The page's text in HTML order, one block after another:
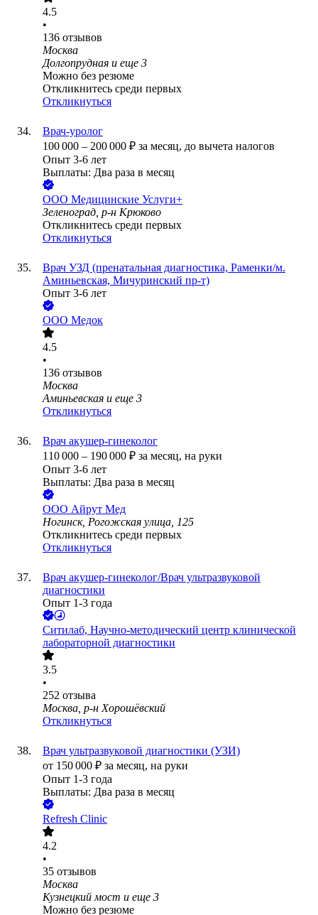
4.5
•
136 отзывов
Москва
Долгопрудная и еще 3
Можно без резюме
Откликнитесь среди первых
Откликнуться
Врач-уролог
100 000 – 200 000 ₽ за месяц, до вычета налогов
Опыт 3-6 лет
Выплаты: Два раза в месяц
ООО Медицинские Услуги+
Зеленоград, р-н Крюково
Откликнитесь среди первых
Откликнуться
Врач УЗД (пренатальная диагностика, Раменки/м.
Аминьевская, Мичуринский пр-т)
Опыт 3-6 лет
ООО Медок
4.5
•
136 отзывов
Москва
Аминьевская и еще 3
Откликнуться
Врач акушер-гинеколог
110 000 – 190 000 ₽ за месяц, на руки
Опыт 3-6 лет
Выплаты: Два раза в месяц
ООО Айрут Мед
Ногинск, Рогожская улица, 125
Откликнитесь среди первых
Откликнуться
Врач акушер-гинеколог/Врач ультразвуковой
диагностики
Опыт 1-3 года
Ситилаб, Научно-методический центр клинической
лабораторной диагностики
3.5
•
252 отзыва
Москва, р-н Хорошёвский
Откликнуться
Врач ультразвуковой диагностики (УЗИ)
от 150 000 ₽ за месяц, на руки
Опыт 1-3 года
Выплаты: Два раза в месяц
Refresh Clinic
4.2
•
35 отзывов
Москва
Кузнецкий мост и еще 3
Можно без резюме